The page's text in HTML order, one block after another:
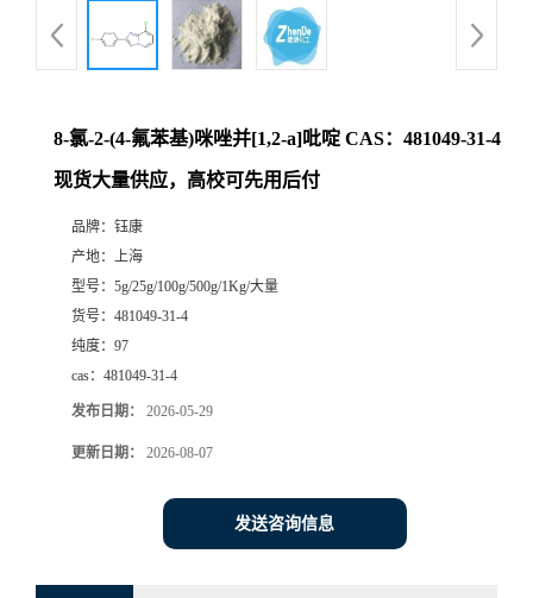
8-氯-2-(4-氟苯基)咪唑并[1,2-a]吡啶 CAS：481049-31-4
现货大量供应，高校可先用后付
品牌： 钰康
产地： 上海
型号： 5g/25g/100g/500g/1Kg/大量
货号： 481049-31-4
纯度： 97
cas： 481049-31-4
发布日期： 2026-05-29
更新日期： 2026-08-07
发送咨询信息